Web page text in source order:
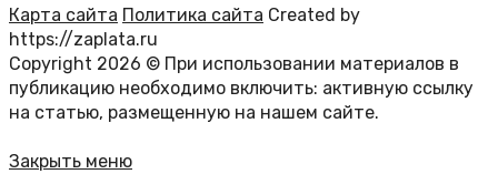
Карта сайта Политика сайта Created by
https://zaplata.ru
Copyright 2026 © При использовании материалов в
публикацию необходимо включить: активную ссылку
на статью, размещенную на нашем сайте.
Закрыть меню